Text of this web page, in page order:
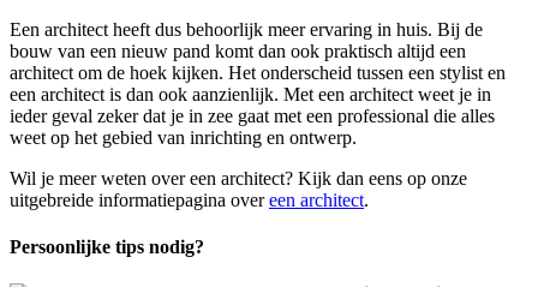
Een architect heeft dus behoorlijk meer ervaring in huis. Bij de
bouw van een nieuw pand komt dan ook praktisch altijd een
architect om de hoek kijken. Het onderscheid tussen een stylist en
een architect is dan ook aanzienlijk. Met een architect weet je in
ieder geval zeker dat je in zee gaat met een professional die alles
weet op het gebied van inrichting en ontwerp.
Wil je meer weten over een architect? Kijk dan eens op onze
uitgebreide informatiepagina overeen architect.
Persoonlijke tips nodig?